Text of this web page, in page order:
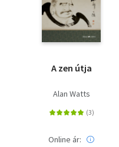
A zen útja
Alan Watts
Online ár: